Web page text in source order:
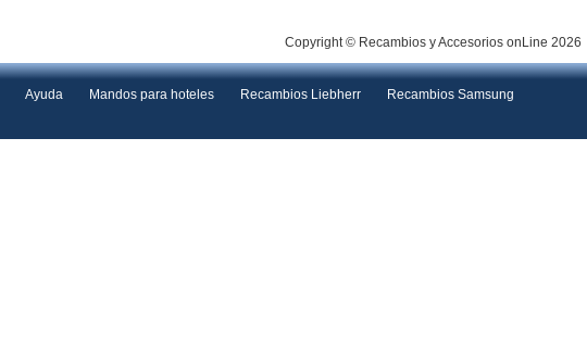
Copyright © Recambios y Accesorios onLine 2026
Ayuda Mandos para hoteles Recambios Liebherr
Recambios Samsung